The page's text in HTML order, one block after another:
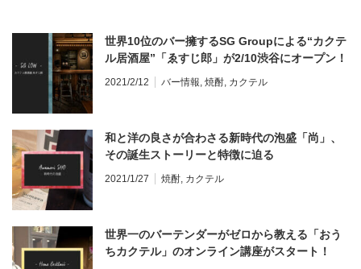
世界10位のバー擁するSG Groupによる“カクテ
ル居酒屋”「ゑすじ郎」が2/10渋谷にオープン！
2021/2/12 バー情報, 焼酎, カクテル
和と洋の良さが合わさる新時代の泡盛「尚」、
その誕生ストーリーと特徴に迫る
2021/1/27 焼酎, カクテル
世界一のバーテンダーがゼロから教える「おう
ちカクテル」のオンライン講座がスタート！